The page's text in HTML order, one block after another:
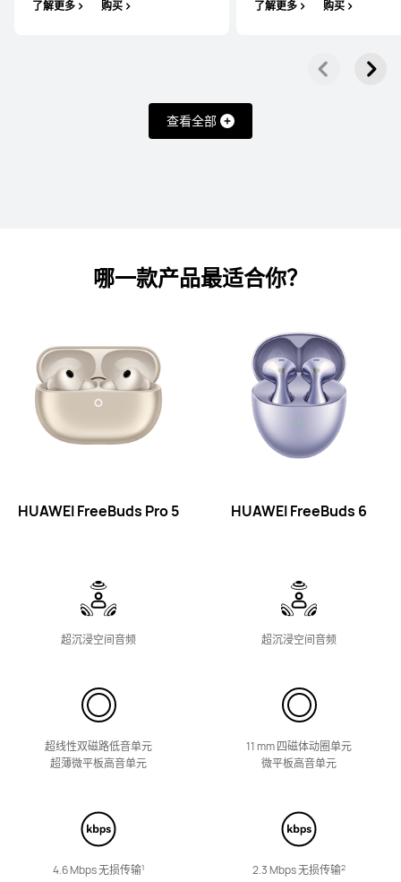
了解更多 购买 了解更多 购买
查看全部
智能眼镜
华为 AI 眼镜
华为智能眼⁠镜 2
了解更多 购买
哪一款产品最适合⁠你？
HUAWEI FreeBuds Pro 5
超沉浸空间音频
超线性双磁路低音单元
超薄微平板高音单元
4.6 Mbps 无损传输1
HUAWEI FreeBuds 6
超沉浸空间音⁠频
11 mm 四磁体动圈单元
微平板高音单元
2.3 Mbps 无损传⁠输2